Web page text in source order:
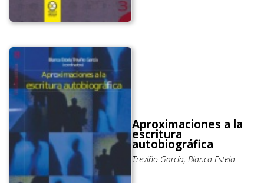
Aproximaciones a la
escritura
autobiográfica
Treviño García, Blanca Estela